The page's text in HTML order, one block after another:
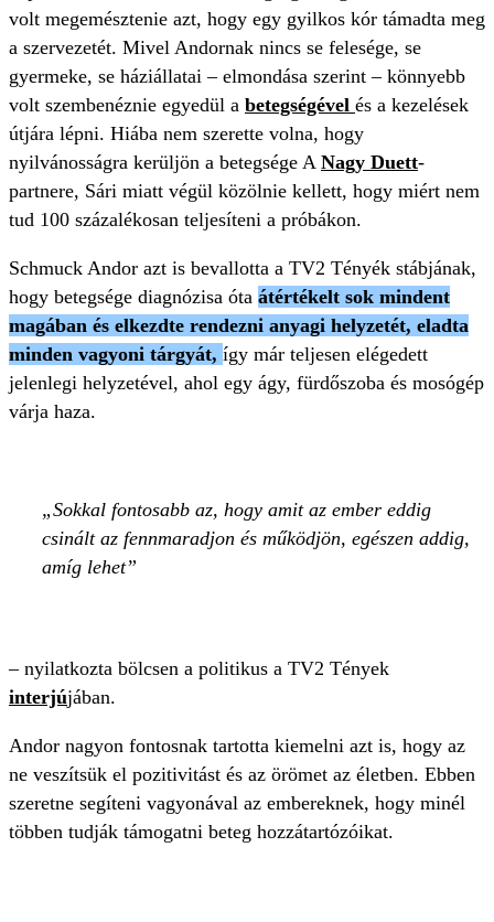
volt megemésztenie azt, hogy egy gyilkos kór támadta meg
a szervezetét. Mivel Andornak nincs se felesége, se
gyermeke, se háziállatai – elmondása szerint – könnyebb
volt szembenéznie egyedül a betegségével és a kezelések
útjára lépni. Hiába nem szerette volna, hogy
nyilvánosságra kerüljön a betegsége A Nagy Duett-
partnere, Sári miatt végül közölnie kellett, hogy miért nem
tud 100 százalékosan teljesíteni a próbákon.
Schmuck Andor azt is bevallotta a TV2 Tényék stábjának,
hogy betegsége diagnózisa óta átértékelt sok mindent
magában és elkezdte rendezni anyagi helyzetét, eladta
minden vagyoni tárgyát, így már teljesen elégedett
jelenlegi helyzetével, ahol egy ágy, fürdőszoba és mosógép
várja haza.
Sokkal fontosabb az, hogy amit az ember eddig
csinált az fennmaradjon és működjön, egészen addig,
amíg lehet
– nyilatkozta bölcsen a politikus a TV2 Tények
interjújában.
Andor nagyon fontosnak tartotta kiemelni azt is, hogy az
ne veszítsük el pozitivitást és az örömet az életben. Ebben
szeretne segíteni vagyonával az embereknek, hogy minél
többen tudják támogatni beteg hozzátartózóikat.